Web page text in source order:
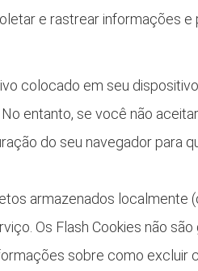
e rastrear informações e
colocado em seu
entanto, se você não
do seu navegador para
armazenados localmente
Os Flash Cookies não
sobre como excluir